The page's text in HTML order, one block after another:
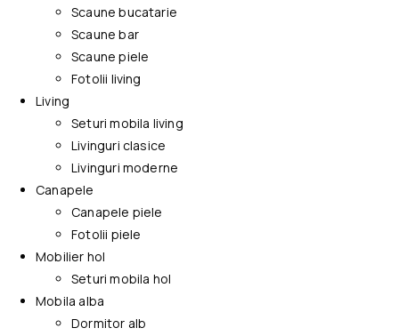
Scaune bucatarie
Scaune bar
Scaune piele
Fotolii living
Living
Seturi mobila living
Livinguri clasice
Livinguri moderne
Canapele
Canapele piele
Fotolii piele
Mobilier hol
Seturi mobila hol
Mobila alba
Dormitor alb